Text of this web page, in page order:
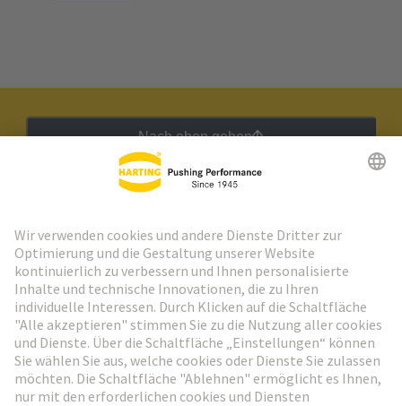
Nach oben gehen
Weiter zur Anmeldung
Social Media